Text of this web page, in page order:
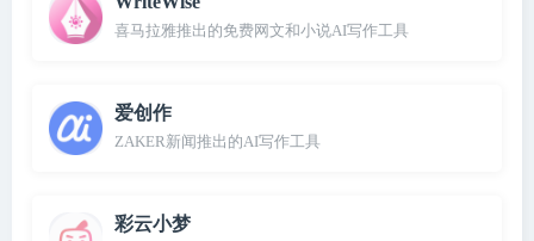
喜马拉雅推出的免费网文和小说AI写作工具
爱创作
ZAKER新闻推出的AI写作工具
彩云小梦